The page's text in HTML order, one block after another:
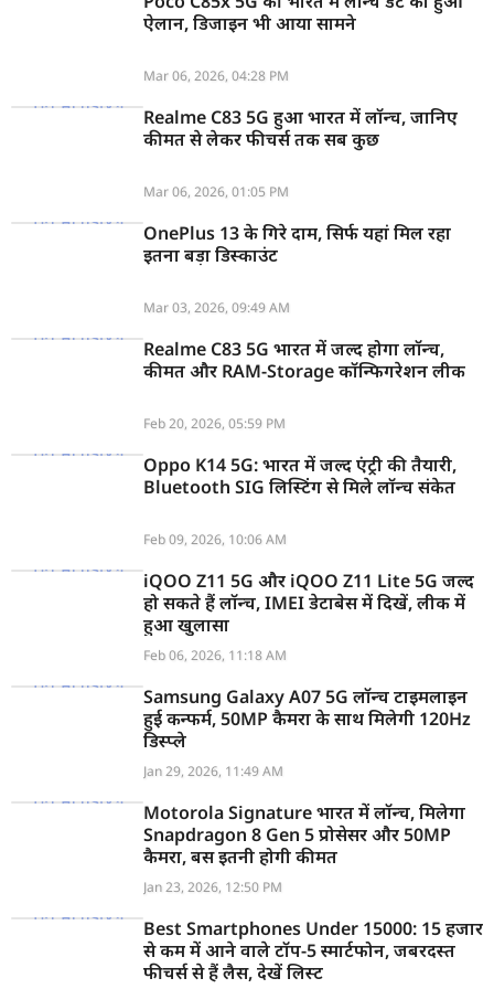
ऐलान, डिजाइन भी आया सामने
Mar 06, 2026, 04:28 PM
Realme C83 5G हुआ भारत में लॉन्च, जानिए
कीमत से लेकर फीचर्स तक सब कुछ
Mar 06, 2026, 01:05 PM
OnePlus 13 के गिरे दाम, सिर्फ यहां मिल रहा
इतना बड़ा डिस्काउंट
Mar 03, 2026, 09:49 AM
Realme C83 5G भारत में जल्द होगा लॉन्च,
कीमत और RAM-Storage कॉन्फिगरेशन लीक
Feb 20, 2026, 05:59 PM
Oppo K14 5G: भारत में जल्द एंट्री की तैयारी,
Bluetooth SIG लिस्टिंग से मिले लॉन्च संकेत
Feb 09, 2026, 10:06 AM
iQOO Z11 5G और iQOO Z11 Lite 5G जल्द
हो सकते हैं लॉन्च, IMEI डेटाबेस में दिखें, लीक में
हुआ खुलासा
Feb 06, 2026, 11:18 AM
Samsung Galaxy A07 5G लॉन्च टाइमलाइन
हुई कन्फर्म, 50MP कैमरा के साथ मिलेगी 120Hz
डिस्प्ले
Jan 29, 2026, 11:49 AM
Motorola Signature भारत में लॉन्च, मिलेगा
Snapdragon 8 Gen 5 प्रोसेसर और 50MP
कैमरा, बस इतनी होगी कीमत
Jan 23, 2026, 12:50 PM
Best Smartphones Under 15000: 15 हजार
से कम में आने वाले टॉप-5 स्मार्टफोन, जबरदस्त
फीचर्स से हैं लैस, देखें लिस्ट